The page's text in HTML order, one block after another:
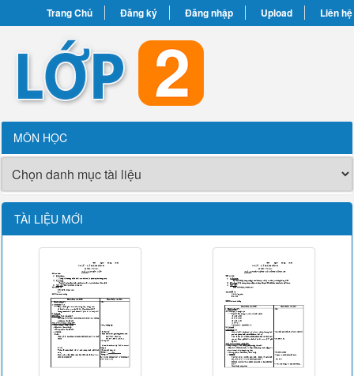
Trang Chủ Đăng ký Đăng nhập Upload Liên hệ
MÔN HỌC
TÀI LIỆU MỚI